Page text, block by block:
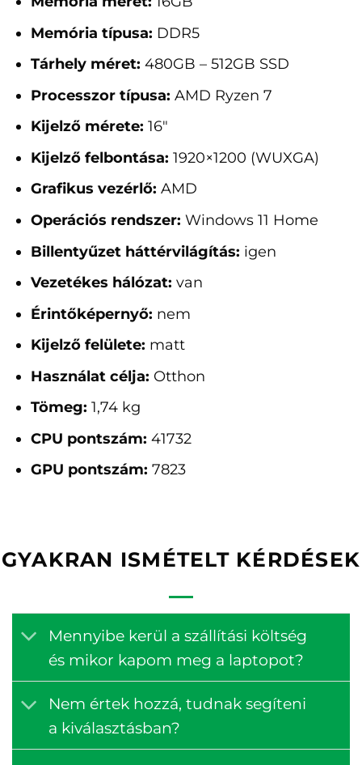
Memória típusa: DDR5
Tárhely méret: 480GB – 512GB SSD
Processzor típusa: AMD Ryzen 7
Kijelző mérete: 16"
Kijelző felbontása: 1920×1200 (WUXGA)
Grafikus vezérlő: AMD
Operációs rendszer: Windows 11 Home
Billentyűzet háttérvilágítás: igen
Vezetékes hálózat: van
Érintőképernyő: nem
Kijelző felülete: matt
Használat célja: Otthon
Tömeg: 1,74 kg
CPU pontszám: 41732
GPU pontszám: 7823
GYAKRAN ISMÉTELT KÉRDÉSEK
Mennyibe kerül a szállítási költség
és mikor kapom meg a laptopot?
Nem értek hozzá, tudnak segíteni
a kiválasztásban?